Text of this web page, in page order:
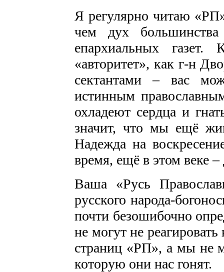
Я регулярно читаю
чем дух большинства
епархиальных
«авторитет», как г-н
сектантами – вас
истинным
охладеют сердца и
значит, что мы ещё
Надежда на
время, ещё в этом веке
Ваша «Русь
русского народа-
почти безошибочно
не могут не
страниц «РП», а мы не
которую они нас гонят.